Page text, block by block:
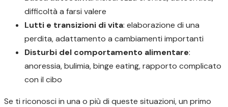
difficoltà a farsi valere
Lutti e transizioni di vita: elaborazione di una
perdita, adattamento a cambiamenti importanti
Disturbi del comportamento alimentare:
anoressia, bulimia, binge eating, rapporto complicato
con il cibo
Se ti riconosci in una o più di queste situazioni, un primo